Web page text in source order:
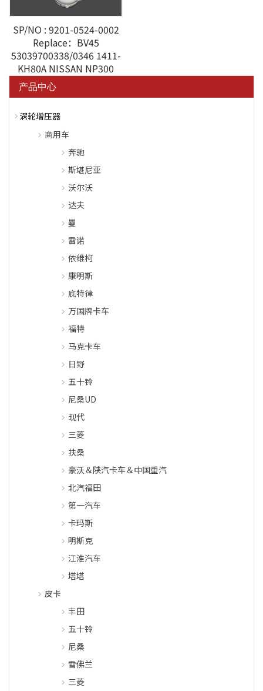
SP/NO : 9201-0524-0002
Replace：BV45
53039700338/0346 1411-
KH80A NISSAN NP300
产品中心
涡轮增压器
商用车
奔驰
斯堪尼亚
沃尔沃
达夫
曼
雷诺
依维柯
康明斯
底特律
万国牌卡车
福特
马克卡车
日野
五十铃
尼桑UD
现代
三菱
扶桑
豪沃＆陕汽卡车＆中国重汽
北汽福田
第一汽车
卡玛斯
明斯克
江淮汽车
塔塔
皮卡
丰田
五十铃
尼桑
雪佛兰
三菱